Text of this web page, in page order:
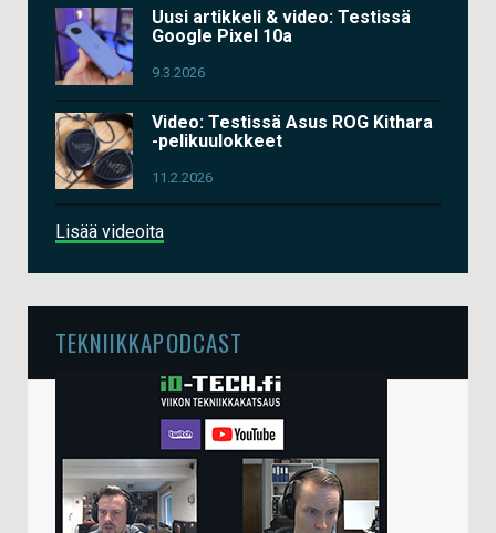
Uusi artikkeli & video: Testissä
Google Pixel 10a
9.3.2026
Video: Testissä Asus ROG Kithara
-pelikuulokkeet
11.2.2026
Lisää videoita
TEKNIIKKAPODCAST